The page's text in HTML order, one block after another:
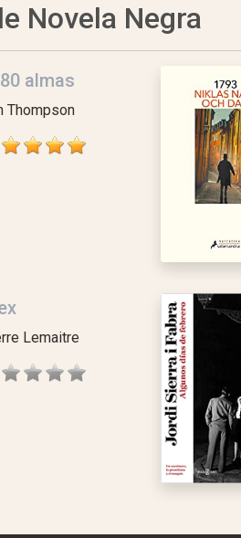
Novela Negra
almas
Thompson
Lemaitre